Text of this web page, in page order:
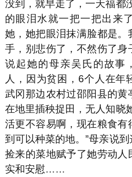
没到，就早走了，一天福都
的眼泪水就一把一把出来
她，她把眼泪抹满脸都是。
手，别悲伤了，不然伤了身
说起她的母亲吴氏的故事
人，因为贫困，6个人在年
武冈那边农村过邵阳县的黄
在地里插秧捉田，无人知晓
活更不容易啊，现在粮食有
到可以种菜的地。”母亲说
捡来的菜地赋予了她劳动人
实和安慰……